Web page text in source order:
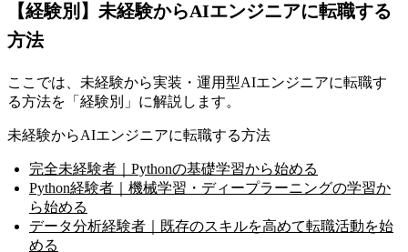
【経験別】未経験からAIエンジニアに転職する
方法
ここでは、未経験から実装・運用型AIエンジニアに転職す
る方法を「経験別」に解説します。
未経験からAIエンジニアに転職する方法
完全未経験者｜Pythonの基礎学習から始める
Python経験者｜機械学習・ディープラーニングの学習か
ら始める
データ分析経験者｜既存のスキルを高めて転職活動を始
める